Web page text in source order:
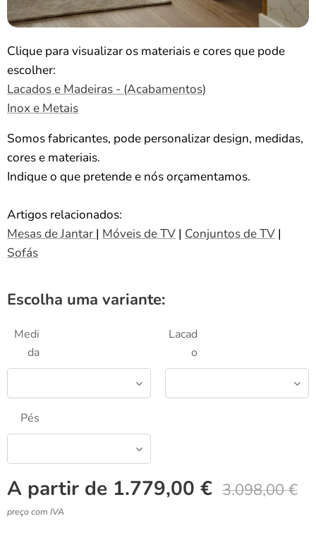
Clique para visualizar os materiais e cores que pode
escolher:
Lacados e Madeiras - (Acabamentos)
Inox e Metais
Somos fabricantes, pode personalizar design, medidas,
cores e materiais.
Indique o que pretende e nós orçamentamos.
Artigos relacionados:
Mesas de Jantar | Móveis de TV | Conjuntos de TV |
Sofás
Escolha uma variante:
Medi
da
Lacad
o
Pés
A partir de 1.779,00 € 3.098,00€
preço com IVA